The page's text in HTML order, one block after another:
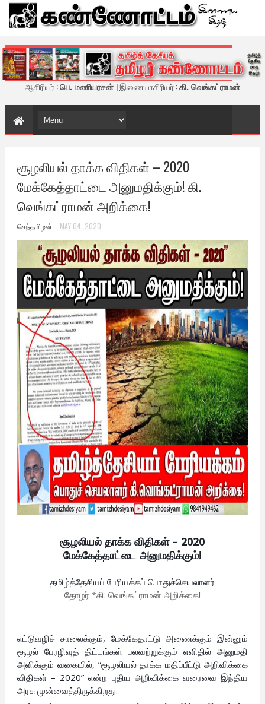
கண்ணோட்டம் - இணைய இதழ்
ஆசிரியர் :பெ. மணியரசன் | இணையாசிரியர் :கி. வெங்கட்ராமன்
சூழலியல் தாக்க விதிகள் – 2020
மேக்கேத்தாட்டை அனுமதிக்கும்! கி.
வெங்கட்ராமன் அறிக்கை!
செந்தமிழன் MAY 04, 2020
சூழலியல் தாக்க விதிகள் – 2020
மேக்கேத்தாட்டை அனுமதிக்கும்!
தமிழ்த்தேசியப் பேரியக்கப் பொதுச்செயலாளர்
தோழர் *கி. வெங்கட்ராமன் அறிக்கை!
எட்டுவழிச் சாலைக்கும், மேக்கேதாட்டு அணைக்கும் இன்னும்
சூழல் பேரழிவுத் திட்டங்கள் பலவற்றுக்கும் எளிதில் அனுமதி
அளிக்கும் வகையில், “சூழலியல் தாக்க மதிப்பீட்டு அறிவிக்கை
விதிகள் – 2020” என்ற புதிய அறிவிக்கை வரைவை இந்திய
அரசு முன்வைத்திருக்கிறது.